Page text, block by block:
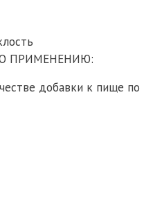
ПРИМЕНЕНИЮ:
добавки к пище по